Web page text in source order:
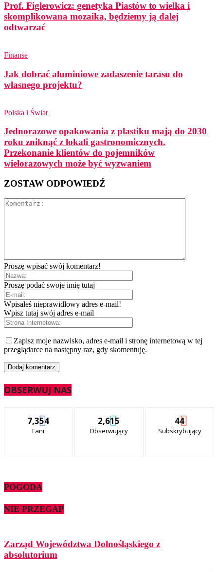
Prof. Figlerowicz: genetyka Piastów to wielka i
skomplikowana mozaika, będziemy ją dalej
odtwarzać
Finanse
Jak dobrać aluminiowe zadaszenie tarasu do
własnego projektu?
Polska i Świat
Jednorazowe opakowania z plastiku mają do 2030
roku zniknąć z lokali gastronomicznych.
Przekonanie klientów do pojemników
wielorazowych może być wyzwaniem
ZOSTAW ODPOWIEDŹ
Proszę wpisać swój komentarz!
Proszę podać swoje imię tutaj
Wpisałeś nieprawidłowy adres e-mail!
Wpisz tutaj swój adres e-mail
Zapisz moje nazwisko, adres e-mail i stronę internetową w tej
przeglądarce na następny raz, gdy skomentuję.
OBSERWUJ NAS
7,354
Fani
2,615
Obserwujący
44
Subskrybujący
POGODA
NIE PRZEGAP
Zarząd Województwa Dolnośląskiego z
absolutorium